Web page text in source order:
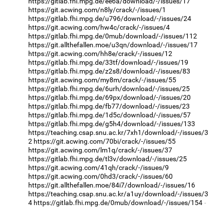
https://git.acwing.com/n8ly/crack/-/issues/1
https://gitlab.fhi.mpg.de/u796/download/-/issues/24
https://git.acwing.com/hw4c/crack/-/issues/4
https://gitlab.fhi.mpg.de/0mub/download/-/issues/112
https://git.allthefallen.moe/u3qn/download/-/issues/17
https://git.acwing.com/hh8e/crack/-/issues/12
https://gitlab.fhi.mpg.de/33tf/download/-/issues/19
https://gitlab.fhi.mpg.de/z2s8/download/-/issues/83
https://git.acwing.com/my8m/crack/-/issues/55
https://gitlab.fhi.mpg.de/6urh/download/-/issues/25
https://gitlab.fhi.mpg.de/69px/download/-/issues/20
https://gitlab.fhi.mpg.de/fb77/download/-/issues/23
https://gitlab.fhi.mpg.de/1d5c/download/-/issues/57
https://gitlab.fhi.mpg.de/g5h4/download/-/issues/133
https://teaching.csap.snu.ac.kr/7xh1/download/-/issues/3
2 https://git.acwing.com/70bi/crack/-/issues/55
https://git.acwing.com/lm1q/crack/-/issues/37
https://gitlab.fhi.mpg.de/tl3v/download/-/issues/25
https://git.acwing.com/41qh/crack/-/issues/9
https://git.acwing.com/0hd3/crack/-/issues/60
https://git.allthefallen.moe/84i7/download/-/issues/16
https://teaching.csap.snu.ac.kr/a1uy/download/-/issues/3
4 https://gitlab.fhi.mpg.de/0mub/download/-/issues/154